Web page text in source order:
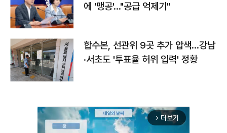
에 '맹공'…"공급 억제기"
합수본, 선관위 9곳 추가 압색…강남
·서초도 '투표율 허위 입력' 정황
arrow_forward_ios 더보기